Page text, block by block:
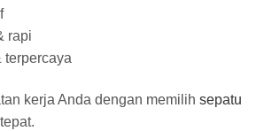
rapi
terpercaya
kerja Anda dengan memilih sepatu